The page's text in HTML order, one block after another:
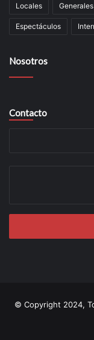
Locales Generales
Espectáculos
Nosotros
Contacto
© Copyright 2024,